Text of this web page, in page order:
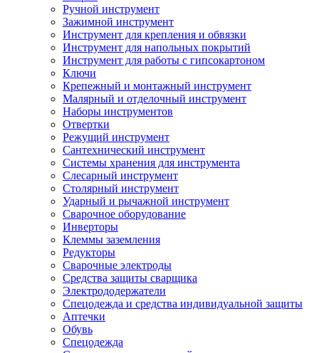
Ручной инструмент
Зажимной инструмент
Инструмент для крепления и обвязки
Инструмент для напольных покрытий
Инструмент для работы с гипсокартоном
Ключи
Крепежный и монтажный инструмент
Малярный и отделочный инструмент
Наборы инструментов
Отвертки
Режущий инструмент
Сантехнический инструмент
Системы хранения для инструмента
Слесарный инструмент
Столярный инструмент
Ударный и рычажной инструмент
Сварочное оборудование
Инверторы
Клеммы заземления
Редукторы
Сварочные электроды
Средства защиты сварщика
Электрододержатели
Спецодежда и средства индивидуальной защиты
Аптечки
Обувь
Спецодежда